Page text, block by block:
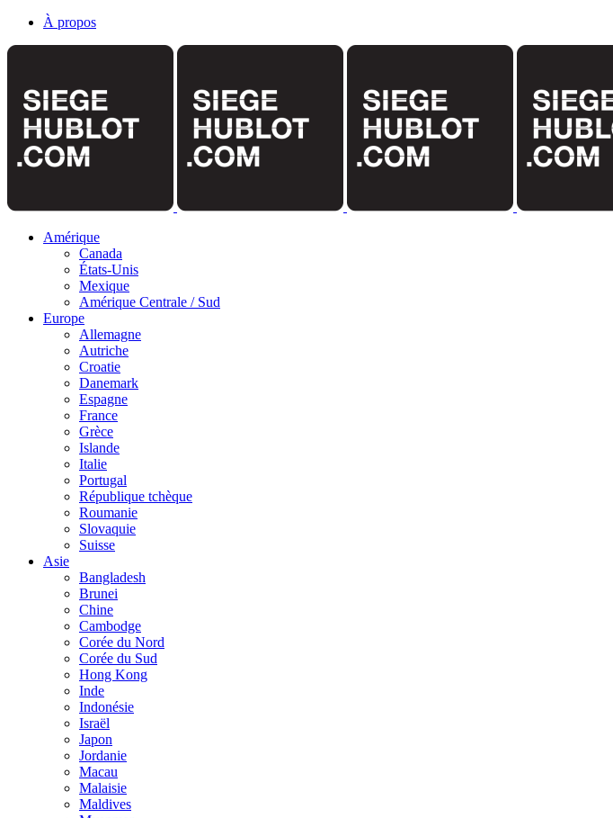
À propos
Amérique
Canada
États-Unis
Mexique
Amérique Centrale / Sud
Europe
Allemagne
Autriche
Croatie
Danemark
Espagne
France
Grèce
Islande
Italie
Portugal
République tchèque
Roumanie
Slovaquie
Suisse
Asie
Bangladesh
Brunei
Chine
Cambodge
Corée du Nord
Corée du Sud
Hong Kong
Inde
Indonésie
Israël
Japon
Jordanie
Macau
Malaisie
Maldives